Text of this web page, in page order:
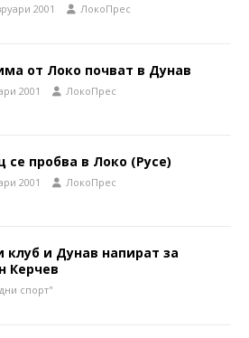
2001 ЛокоПрес
от Локо почват в Дунав
2001 ЛокоПрес
се пробва в Локо (Русе)
2001 ЛокоПрес
клуб и Дунав напират за
Керчев
спорт"